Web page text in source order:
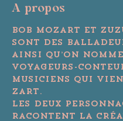
A propos
Bob Mozart et
sont des
ainsi qu’on
voyageurs-
musiciens qui
Zart.
Les deux
racontent la